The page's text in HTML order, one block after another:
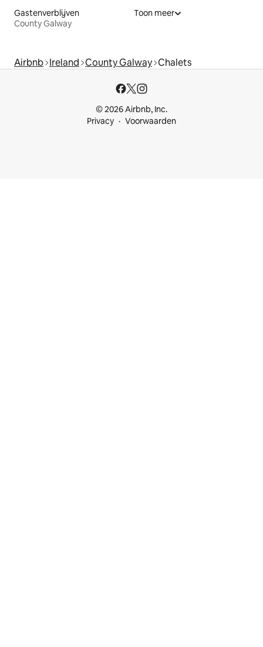
Gastenverblijven
County Galway
Toon meer
Airbnb Ireland County Galway Chalets
© 2026 Airbnb, Inc.
Privacy
Voorwaarden